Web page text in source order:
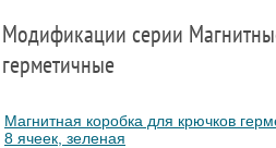
Модификации серии
герметичные
Магнитная коробка для крючков
8 ячеек, зеленая